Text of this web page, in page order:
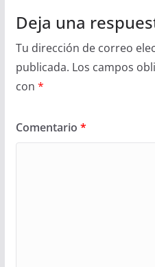
Deja una
Tu dirección de correo
publicada. Los campos
con *
Comentario *